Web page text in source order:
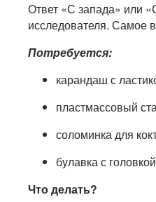
Ответ «С запада» или
исследователя. Самое
Потребуется:
карандаш с
пластмассовый
соломинка для
булавка с
Что делать?